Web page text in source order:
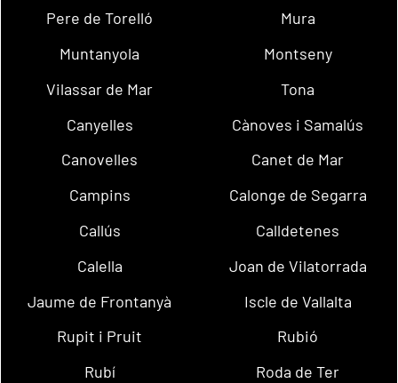
Pere de Torelló
Mura
Muntanyola
Montseny
Vilassar de Mar
Tona
Canyelles
Cànoves i Samalús
Canovelles
Canet de Mar
Campins
Calonge de Segarra
Callús
Calldetenes
Calella
Joan de Vilatorrada
Jaume de Frontanyà
Iscle de Vallalta
Rupit i Pruit
Rubió
Rubí
Roda de Ter